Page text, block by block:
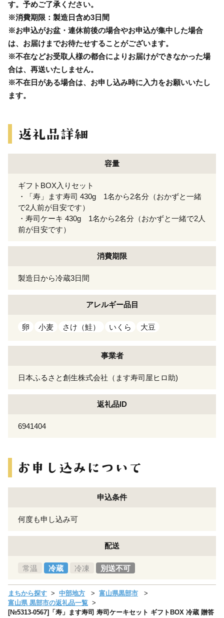
す。予めご了承ください。
※消費期限：製造日含め3日間
※お申込がお盆・連休前後の場合やお申込が集中した場合
は、お届けまでお待たせすることがございます。
※不在などお受取人様の都合によりお届けができなかった場
合は、再送いたしません。
※不在日がある場合は、お申し込み時に入力をお願いいたし
ます。
容量
ギフトBOX入りセット
・「寿」ます寿司 430g 1名から2名分（おかずと一緒
で2人前が目安です）
・寿司ケーキ 430g 1名から2名分（おかずと一緒で2人
前が目安です）
消費期限
製造日から冷蔵3日間
アレルギー品目
卵 小麦 さけ（鮭） いくら 大豆
事業者
日本ふるさと創生株式会社（ます寿司屋ヒロ助)
返礼品ID
6941404
申込条件
何度も申し込み可
配送
常温 冷蔵 冷凍 別送不可
まちから探す 中部地方
富山県黒部市
富山県 黒部市の返礼品一覧
[№5313-0567]「寿」ます寿司 寿司ケーキセット ギフトBOX 冷蔵 贈答